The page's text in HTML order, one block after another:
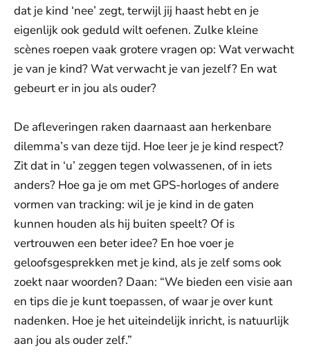
dat je kind ‘nee’ zegt, terwijl jij haast hebt en je
eigenlijk ook geduld wilt oefenen. Zulke kleine
scènes roepen vaak grotere vragen op: Wat verwacht
je van je kind? Wat verwacht je van jezelf? En wat
gebeurt er in jou als ouder?
De afleveringen raken daarnaast aan herkenbare
dilemma’s van deze tijd. Hoe leer je je kind respect?
Zit dat in ‘u’ zeggen tegen volwassenen, of in iets
anders? Hoe ga je om met GPS-horloges of andere
vormen van tracking: wil je je kind in de gaten
kunnen houden als hij buiten speelt? Of is
vertrouwen een beter idee? En hoe voer je
geloofsgesprekken met je kind, als je zelf soms ook
zoekt naar woorden? Daan: “We bieden een visie aan
en tips die je kunt toepassen, of waar je over kunt
nadenken. Hoe je het uiteindelijk inricht, is natuurlijk
aan jou als ouder zelf.”